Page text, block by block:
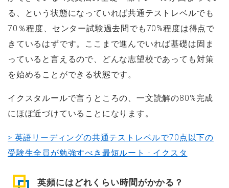
る、という状態になっていれば共通テストレベルでも
70％程度、センター試験過去問でも70%程度は得点で
きているはずです。ここまで進んでいれば基礎は固ま
っていると言えるので、どんな志望校であっても対策
を始めることができる状態です。
イクスタルールで言うところの、一文読解の80%完成
にほぼ近づけていることになります。
> 英語リーディングの共通テストレベルで70点以下の
受験生全員が勉強すべき最短ルート - イクスタ
英頻にはどれくらい時間がかかる？